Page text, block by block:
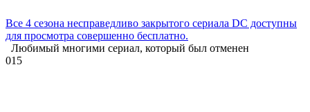
Все 4 сезона несправедливо закрытого сериала DC доступны
для просмотра совершенно бесплатно.
Любимый многими сериал, который был отменен
015